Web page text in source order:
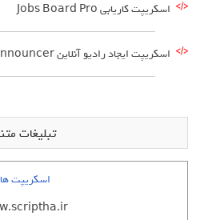
اسکریپت کاریابی Jobs Board Pro
اسکریپت ایجاد رادیو آنلاین Live Audio Announcer
تبلیغات
اسکریپت ها